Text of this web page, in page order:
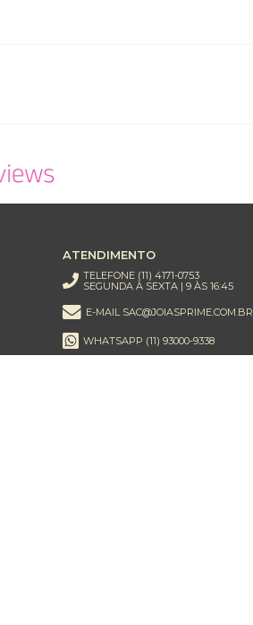
ATENDIMENTO
TELEFONE (11) 4171-0753
SEGUNDA À SEXTA | 9 ÀS 16:45
E-MAIL SAC@JOIASPRIME.COM.BR
WHATSAPP (11) 93000-9338